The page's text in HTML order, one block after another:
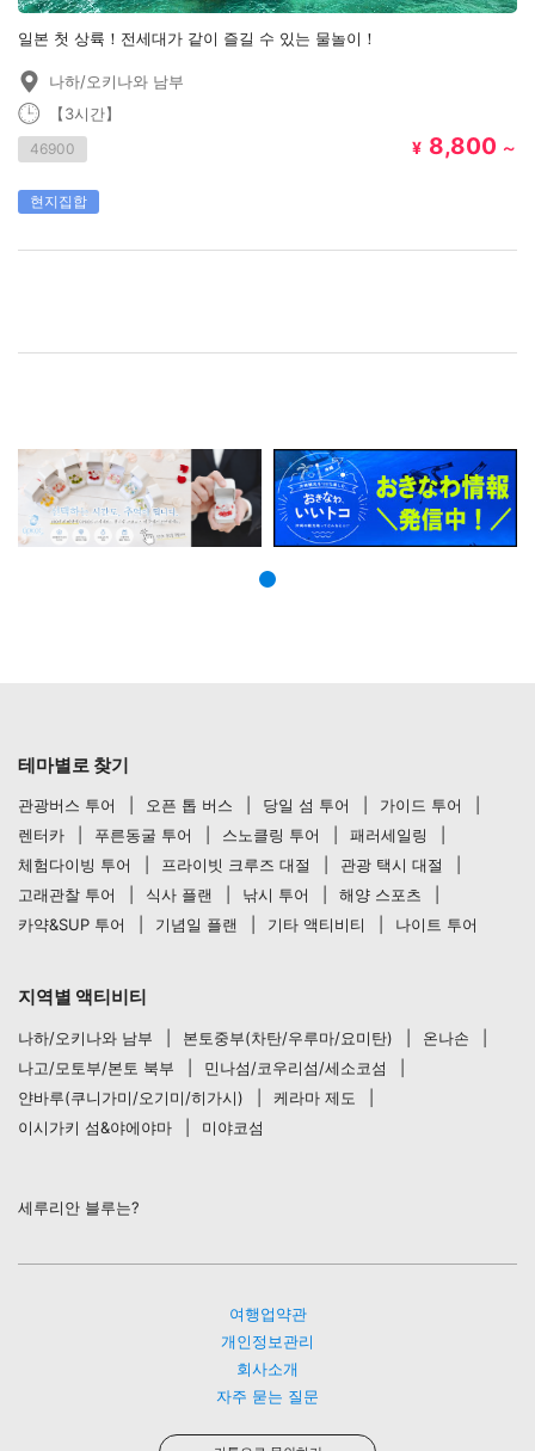
일본 첫 상륙！전세대가 같이 즐길 수 있는 물놀이！
나하/오키나와 남부
【3시간】
46900 ¥ 8,800 ～
현지집합
테마별로 찾기
관광버스 투어 오픈 톱 버스 당일 섬 투어
가이드 투어
렌터카
푸른동굴 투어 스노클링 투어
패러세일링
체험다이빙 투어
프라이빗 크루즈 대절
관광 택시 대절
고래관찰 투어
식사 플랜 낚시 투어
해양 스포츠
카약&SUP 투어
기념일 플랜 기타 액티비티 나이트 투어
지역별 액티비티
나하/오키나와 남부 본토중부(차탄/우루마/요미탄)
온나손
나고/모토부/본토 북부
민나섬/코우리섬/세소코섬
얀바루(쿠니가미/오기미/히가시)
케라마 제도
이시가키 섬&야에야마
미야코섬
세루리안 블루는?
여행업약관
개인정보관리
회사소개
자주 묻는 질문